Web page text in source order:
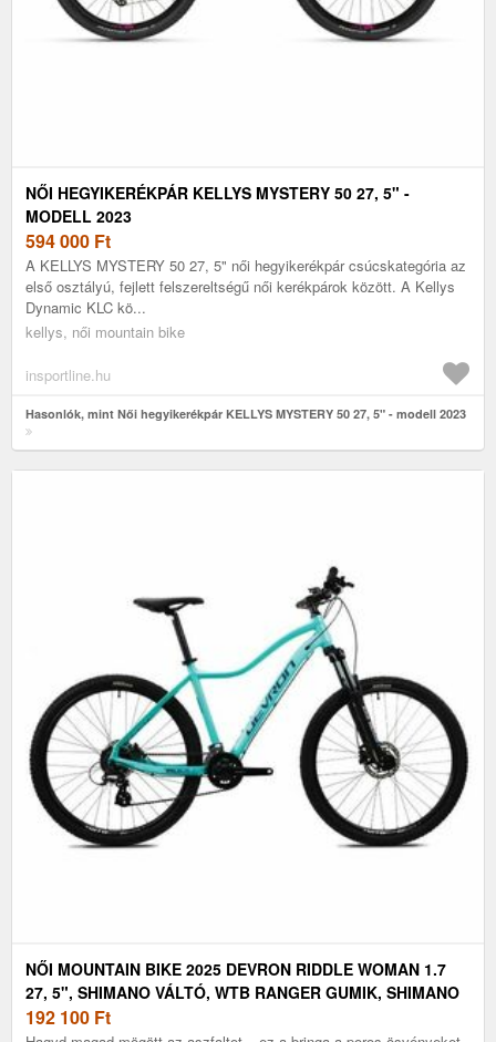
NŐI HEGYIKERÉKPÁR KELLYS MYSTERY 50 27, 5" -
MODELL 2023
594 000 Ft
A KELLYS MYSTERY 50 27, 5" női hegyikerékpár csúcskategória az
első osztályú, fejlett felszereltségű női kerékpárok között. A Kellys
Dynamic KLC kö...
kellys, női mountain bike
insportline.hu
Hasonlók, mint Női hegyikerékpár KELLYS MYSTERY 50 27, 5" - modell 2023
NŐI MOUNTAIN BIKE 2025 DEVRON RIDDLE WOMAN 1.7
27, 5", SHIMANO VÁLTÓ, WTB RANGER GUMIK, SHIMANO
MT200 HIDRAULIKUS TÁRCSAFÉKEK
192 100 Ft